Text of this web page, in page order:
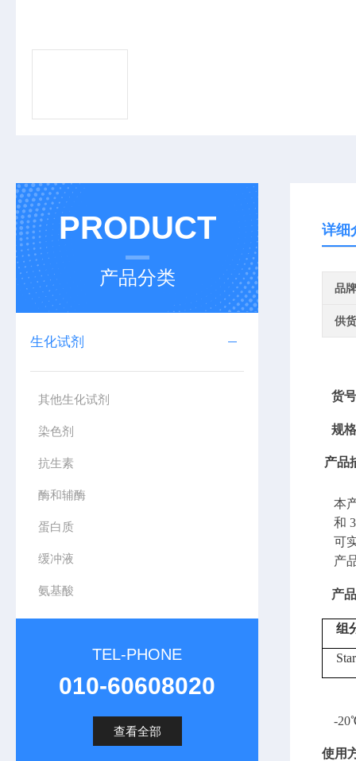
PRODUCT
产品分类
生化试剂
其他生化试剂
染色剂
抗生素
酶和辅酶
蛋白质
缓冲液
氨基酸
TEL-PHONE
010-60608020
查看全部
详细
品牌
供
货
规
产品
本
和
可
产
产
组
-
使用